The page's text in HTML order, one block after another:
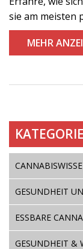
sie am meisten
MEHR
GESUNDHEIT
ESSBARE
GESUNDHEIT &